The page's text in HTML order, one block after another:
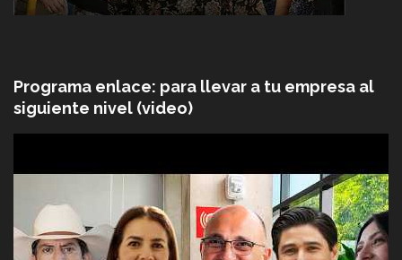
Programa enlace: para llevar a tu empresa al
siguiente nivel (video)